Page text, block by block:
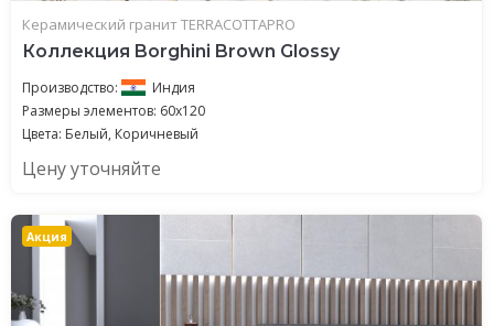
Керамический гранит TERRACOTTAPRO
Коллекция Borghini Brown Glossy
Производство:
Индия
Размеры элементов: 60x120
Цвета: Белый, Коричневый
Цену уточняйте
Акция